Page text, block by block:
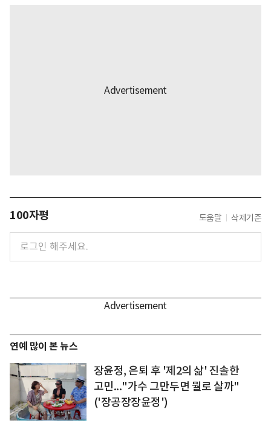
100자평 도움말 삭제기준
연예 많이 본 뉴스
장윤정, 은퇴 후 '제2의 삶' 진솔한
고민..."가수 그만두면 뭘로 살까"
('장공장장윤정')